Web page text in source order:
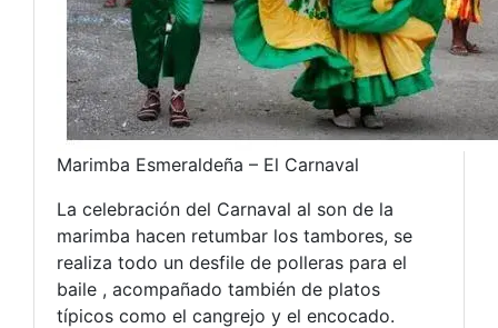
Marimba Esmeraldeña – El Carnaval
La celebración del Carnaval al son de la
marimba hacen retumbar los tambores, se
realiza todo un desfile de polleras para el
baile , acompañado también de platos
típicos como el cangrejo y el encocado.